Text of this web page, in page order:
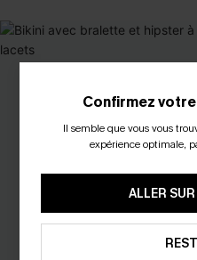
Confirmez
Il semble que vous vous
expérience optimale,
ALLER